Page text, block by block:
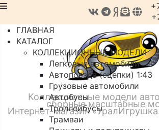
Коллекционные модели
сборные масштабные
Интернет-магазин
ГЛАВНАЯ
КАТАЛОГ
КОЛЛЕКЦИОННЫЕ МОДЕЛИ
Легковые автомобили
Автопоезда (сцепки) 1:43
Грузовые автомобили
Автобусы
Троллейбусы
Трамваи